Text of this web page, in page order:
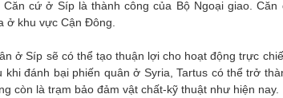
Căn cứ ở Síp là thành công của Bộ Ngoại giao.
ở khu vực Cận Đông.
ở Síp sẽ có thể tạo thuận lợi cho hoạt động trực
khi đánh bại phiến quân ở Syria, Tartus có thể trở
còn là trạm bảo đảm vật chất-kỹ thuật như hiện nay.